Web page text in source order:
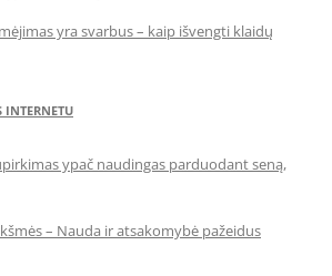
yra svarbus – kaip išvengti klaidų
INTERNETU
ypač naudingas parduodant seną,
– Nauda ir atsakomybė pažeidus